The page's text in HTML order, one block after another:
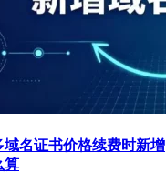
域名证书价格续费时新增
算